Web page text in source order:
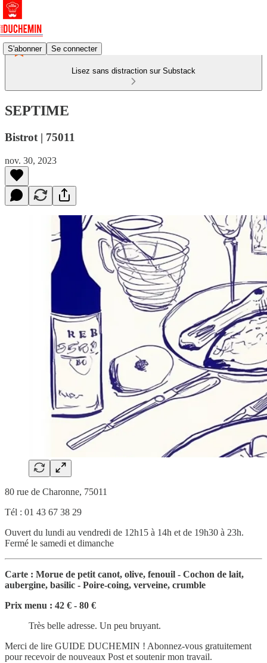
S'abonner Se connecter
Lisez sans distraction sur Substack
SEPTIME
Bistrot | 75011
nov. 30, 2023
80 rue de Charonne, 75011
Tél : 01 43 67 38 29
Ouvert du lundi au vendredi de 12h15 à 14h et de 19h30 à 23h.
Fermé le samedi et dimanche
Carte : Morue de petit canot, olive, fenouil - Cochon de lait,
aubergine, basilic - Poire-coing, verveine, crumble
Prix menu : 42 € - 80 €
Très belle adresse. Un peu bruyant.
Merci de lire GUIDE DUCHEMIN ! Abonnez-vous gratuitement
pour recevoir de nouveaux Post et soutenir mon travail.